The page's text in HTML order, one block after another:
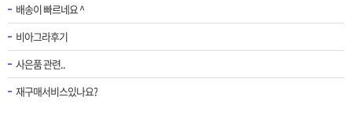
배송이 빠르네요 ^
비아그라후기
사은품 관련..
재구매서비스있나요?